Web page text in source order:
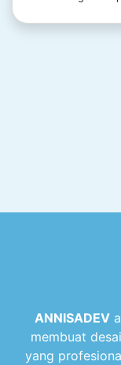
ANNISADEV
membuat
yang